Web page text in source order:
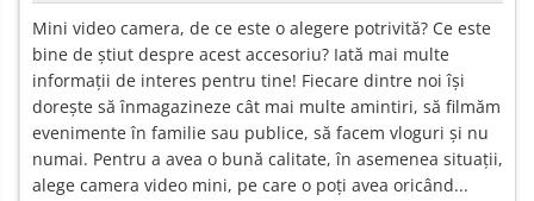
Mini video camera, de ce este o alegere potrivită? Ce este
bine de știut despre acest accesoriu? Iată mai multe
informații de interes pentru tine! Fiecare dintre noi își
dorește să înmagazineze cât mai multe amintiri, să filmăm
evenimente în familie sau publice, să facem vloguri și nu
numai. Pentru a avea o bună calitate, în asemenea situații,
alege camera video mini, pe care o poți avea oricând...